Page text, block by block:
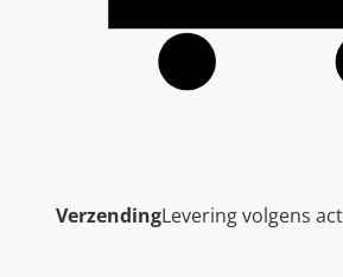
VerzendingLevering volgens